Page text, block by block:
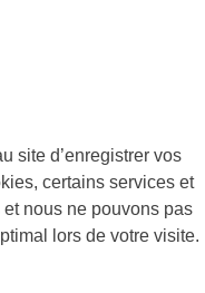
site d’enregistrer vos
certains services et
nous ne pouvons pas
lors de votre visite.